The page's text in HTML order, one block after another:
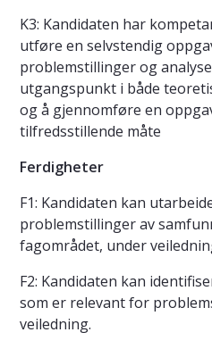
K3: Kandidaten har
utføre en selvstendig
problemstillinger og
utgangspunkt i både
og å gjennomføre en
tilfredsstillende måte
Ferdigheter
F1: Kandidaten kan
problemstillinger av
fagområdet, under
F2: Kandidaten kan
som er relevant for
veiledning.